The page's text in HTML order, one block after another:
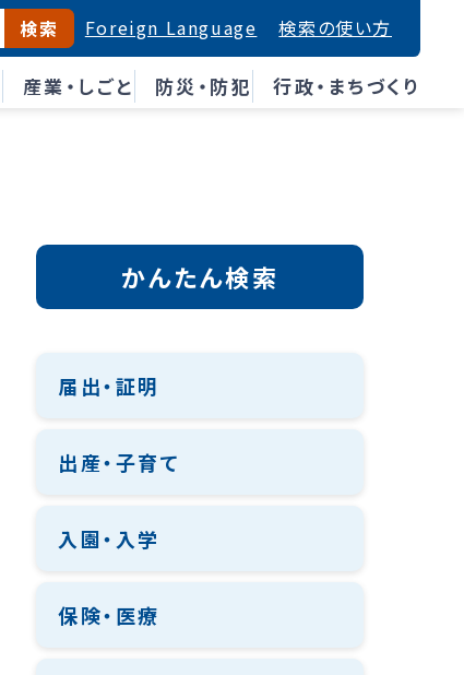
産業・しごと 防災・防犯 行政・まちづくり
検索 Foreign Language 検索の使い方
かんたん検索
届出・証明
出産・子育て
入園・入学
保険・医療